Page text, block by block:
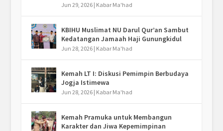
Jun 29, 2026| Kabar Ma'had
KBIHU Muslimat NU Darul Qur’an Sambut
Kedatangan Jamaah Haji Gunungkidul
Jun 28, 2026| Kabar Ma'had
Kemah LT I: Diskusi Pemimpin Berbudaya
Jogja Istimewa
Jun 28, 2026| Kabar Ma'had
Kemah Pramuka untuk Membangun
Karakter dan Jiwa Kepemimpinan